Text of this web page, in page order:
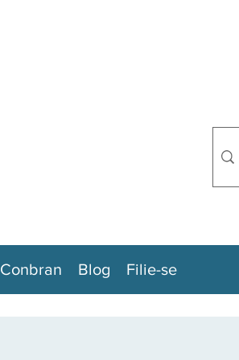
Conbran Blog Filie-se